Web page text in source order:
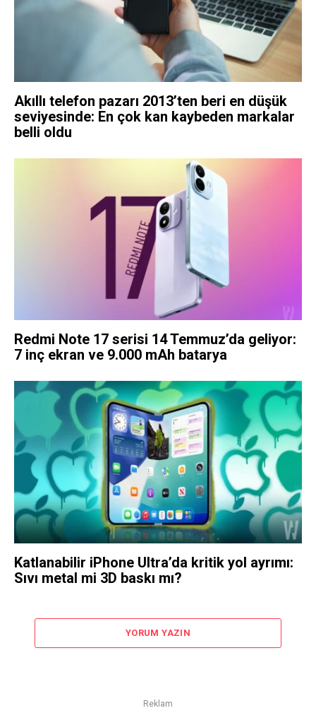
Akıllı telefon pazarı 2013’ten beri en düşük
seviyesinde: En çok kan kaybeden markalar
belli oldu
Redmi Note 17 serisi 14 Temmuz’da geliyor:
7 inç ekran ve 9.000 mAh batarya
Katlanabilir iPhone Ultra’da kritik yol ayrımı:
Sıvı metal mi 3D baskı mı?
YORUM YAZIN
Reklam